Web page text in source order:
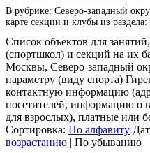
В рубрике: Северо-западный
карте секции и клубы из
Список объектов для
(спортшкол) и секций на их
Москвы, Северо-западный
параметру (виду спорта)
контактную информацию
посетителей, информацию о
для взрослых), платные или
Сортировка: По алфавиту
возрастанию | По убыванию